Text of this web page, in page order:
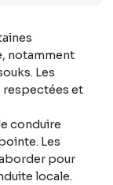
notamment
Les
respectées et
conduire
Les
pour
locale.